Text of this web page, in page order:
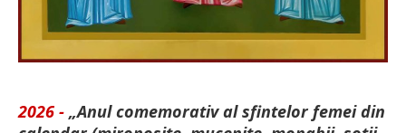
2026 - „Anul comemorativ al sfintelor femei din